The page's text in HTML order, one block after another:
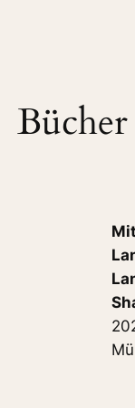
Bücher